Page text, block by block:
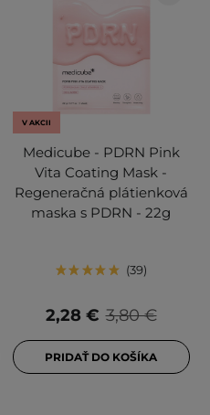
V AKCII
Medicube - PDRN Pink
Vita Coating Mask -
Regeneračná plátienková
maska s PDRN - 22g
39
3,80 €
2,28 €
PRIDAŤ DO KOŠÍKA